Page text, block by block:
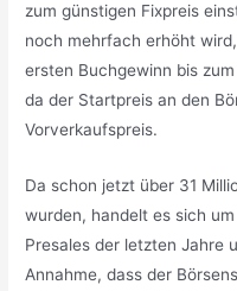
zum günstigen Fixpreis
noch mehrfach erhöht
ersten Buchgewinn bis
da der Startpreis an den
Vorverkaufspreis.
Da schon jetzt über 31
wurden, handelt es sich
Presales der letzten Jahre
Annahme, dass der